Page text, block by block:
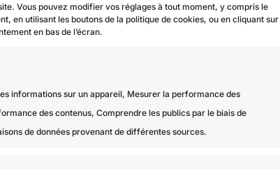
Vous pouvez modifier vos réglages à tout moment, y compris le
en utilisant les boutons de la politique de cookies, ou en cliquant sur
en bas de l’écran.
informations sur un appareil, Mesurer la performance des
des contenus, Comprendre les publics par le biais de
de données provenant de différentes sources.
gratuit